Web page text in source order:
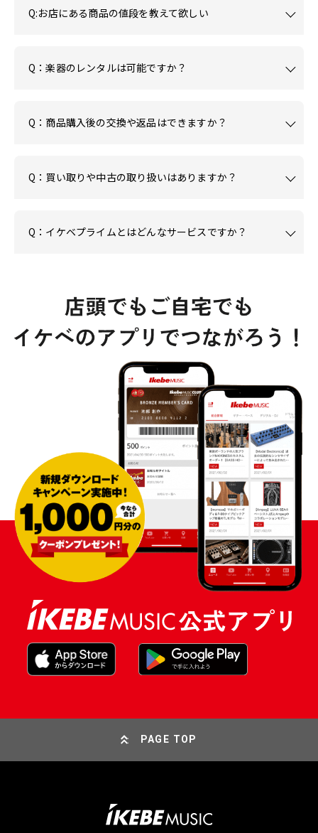
Q:お店にある商品の値段を教えて欲しい
Q：楽器のレンタルは可能ですか？
Q：商品購入後の交換や返品はできますか？
Q：買い取りや中古の取り扱いはありますか？
Q：イケベプライムとはどんなサービスですか？
PAGE TOP